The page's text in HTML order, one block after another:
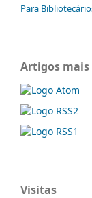
Para
Artigos mais
Visitas